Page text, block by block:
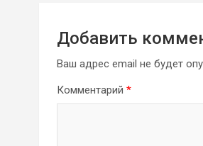
Добавить
Ваш адрес email не будет
Комментарий *